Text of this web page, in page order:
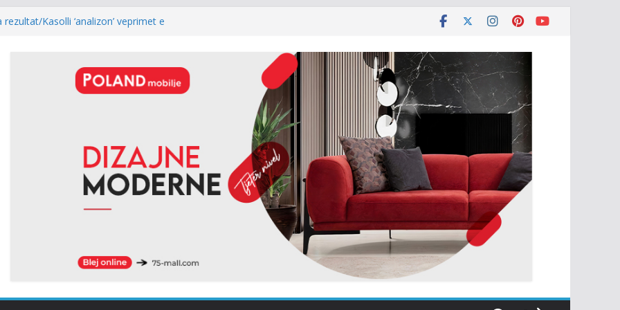
Kasolli ‘analizon’ veprimet e
dhe pa rëndësi
Pesë zyrtarët e Listës Serbe do të
Gjinovci shpërthen ndaj LDK-së: